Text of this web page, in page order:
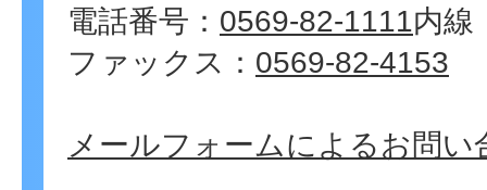
電話番号： 0569-82-1111内線
ファックス： 0569-82-4153
メールフォームによるお問い